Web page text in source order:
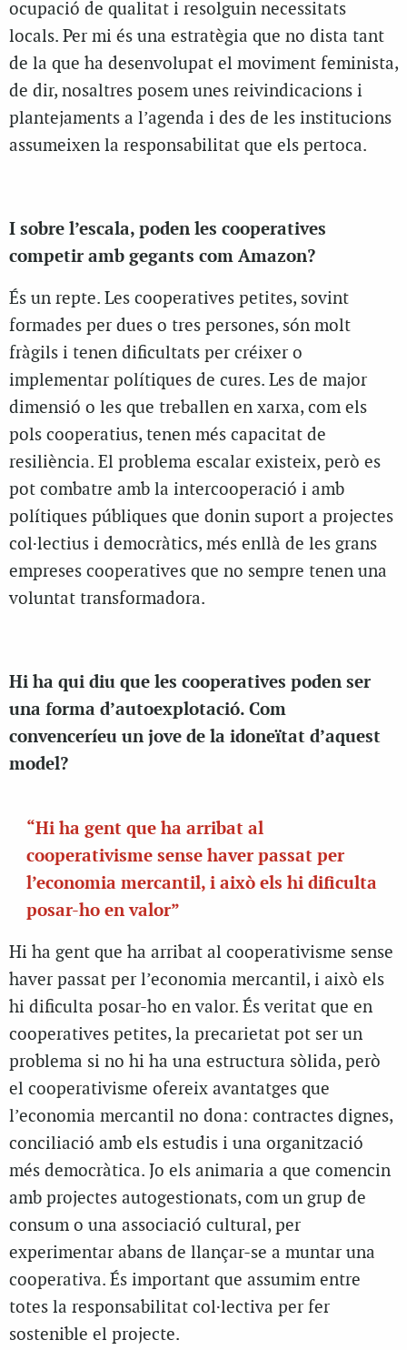
ocupació de qualitat i resolguin necessitats
locals. Per mi és una estratègia que no dista tant
de la que ha desenvolupat el moviment feminista,
de dir, nosaltres posem unes reivindicacions i
plantejaments a l’agenda i des de les institucions
assumeixen la responsabilitat que els pertoca.
I sobre l’escala, poden les cooperatives
competir amb gegants com Amazon?
És un repte. Les cooperatives petites, sovint
formades per dues o tres persones, són molt
fràgils i tenen dificultats per créixer o
implementar polítiques de cures. Les de major
dimensió o les que treballen en xarxa, com els
pols cooperatius, tenen més capacitat de
resiliència. El problema escalar existeix, però es
pot combatre amb la intercooperació i amb
polítiques públiques que donin suport a projectes
col·lectius i democràtics, més enllà de les grans
empreses cooperatives que no sempre tenen una
voluntat transformadora.
Hi ha qui diu que les cooperatives poden ser
una forma d’autoexplotació. Com
convenceríeu un jove de la idoneïtat d’aquest
model?
“Hi ha gent que ha arribat al
cooperativisme sense haver passat per
l’economia mercantil, i això els hi dificulta
posar-ho en valor”
Hi ha gent que ha arribat al cooperativisme sense
haver passat per l’economia mercantil, i això els
hi dificulta posar-ho en valor. És veritat que en
cooperatives petites, la precarietat pot ser un
problema si no hi ha una estructura sòlida, però
el cooperativisme ofereix avantatges que
l’economia mercantil no dona: contractes dignes,
conciliació amb els estudis i una organització
més democràtica. Jo els animaria a que comencin
amb projectes autogestionats, com un grup de
consum o una associació cultural, per
experimentar abans de llançar-se a muntar una
cooperativa. És important que assumim entre
totes la responsabilitat col·lectiva per fer
sostenible el projecte.